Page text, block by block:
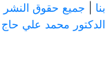
بنا
جميع حقوق النشر
الدكتور محمد علي